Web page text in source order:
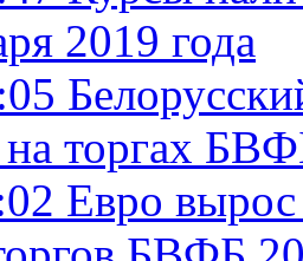
2019 года
торгах
Евро